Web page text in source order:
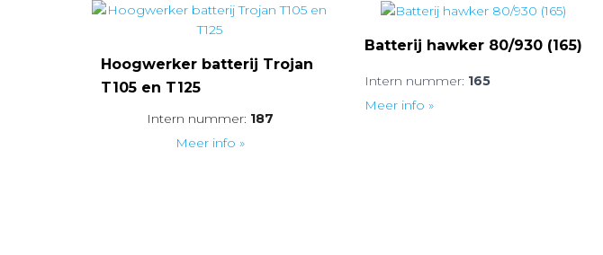
Hoogwerker batterij Trojan
T105 en T125
Intern nummer: 187
Meer info »
Batterij hawker 80/930 (165)
Intern nummer: 165
Meer info »